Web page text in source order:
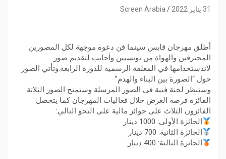
31 يناير 2022 Screen Arabia
أطلق مهرجان قابس سينما فن دعوة موجهة لكل المصورين
المحترفين والهواة من تونسيين وأجانب لتقديم صور
لاتدستخدامها في المعلقة الرسمية للدورة الرابعة.وتأتي الصور
حول “الصورة بين البناء والهدم”
وستنظر لجنة فنية في الصور المرسلة وستمنح الصور الثلاثة
الفائزة فرصة العرض خلال فعاليات المهرجان كما يتحصل
الفائزون الثلاث على جوائز مالية على النحو التالي:
الجائزة الأولى: 1000 دينار
الجائزة الثانية: 700 دينار
الجائزة الثالثة: 400 دينار